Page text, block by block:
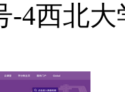
-4西北大